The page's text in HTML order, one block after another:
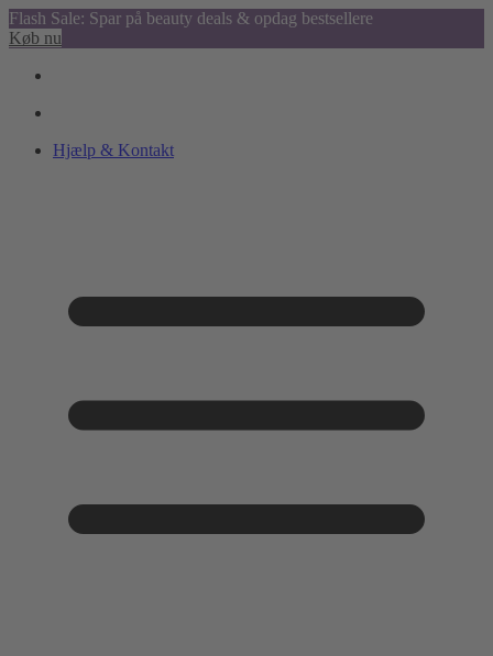
Flash Sale: Spar på beauty deals & opdag bestsellere
Køb nu
Hjælp & Kontakt